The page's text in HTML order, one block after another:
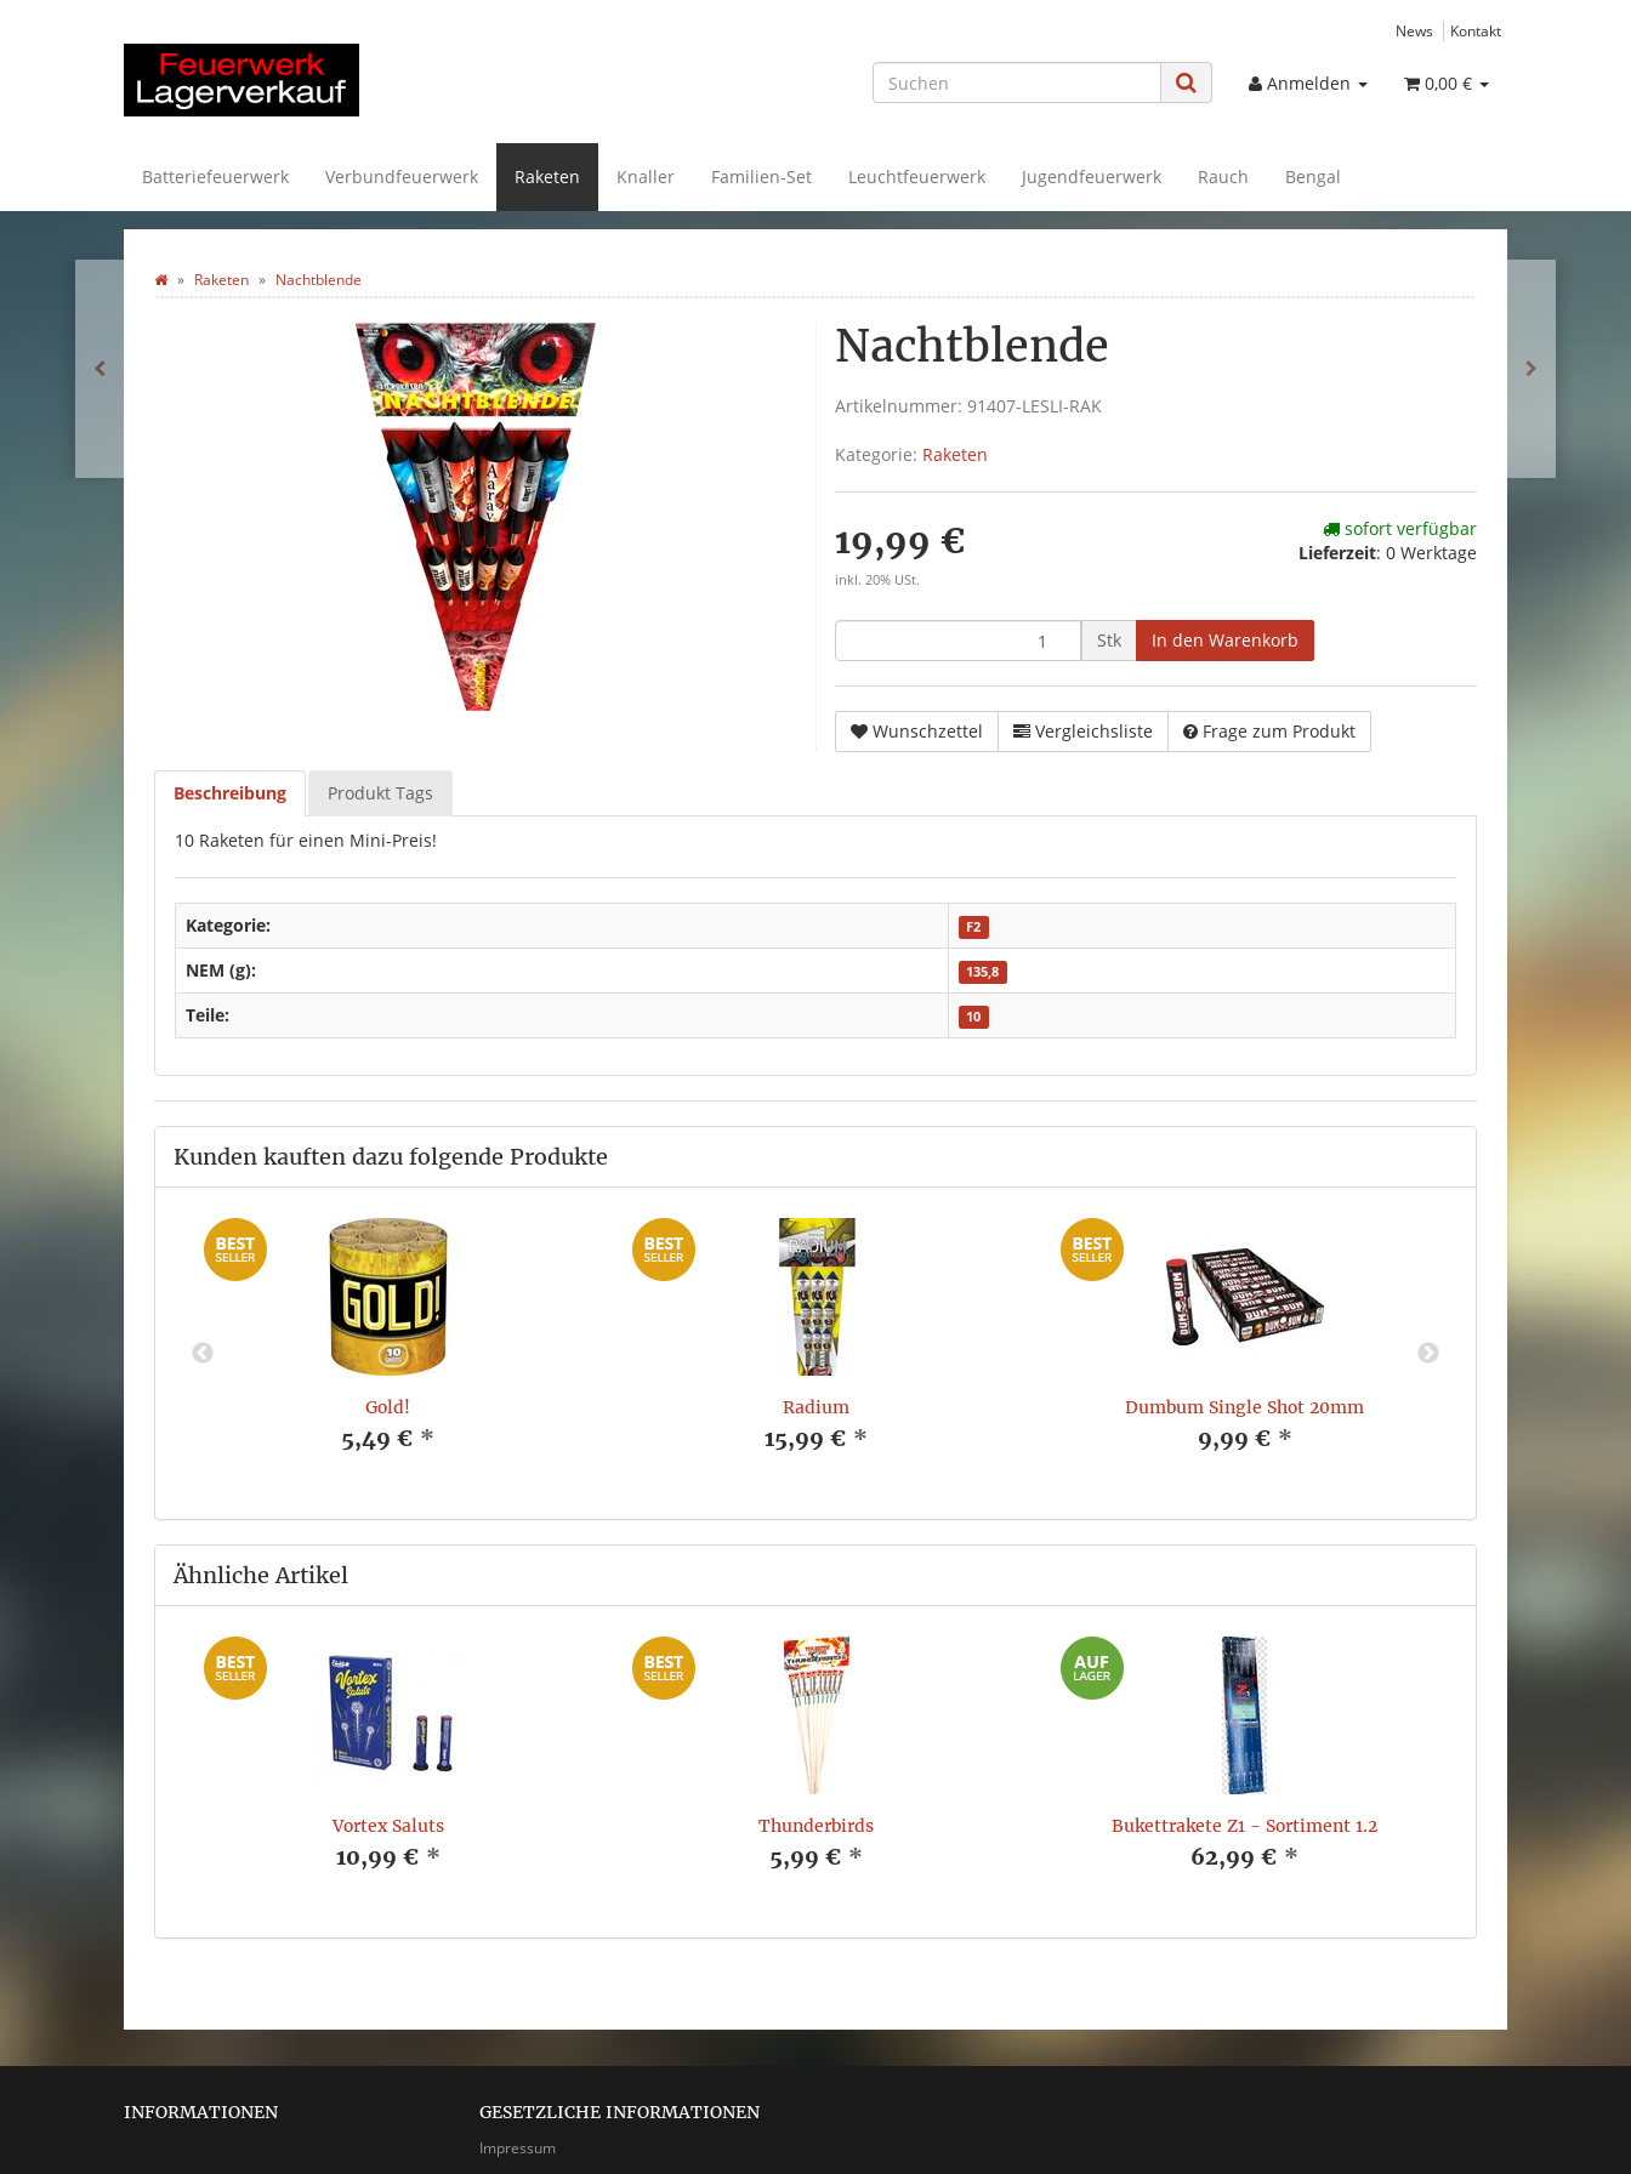
News Kontakt
Anmelden 0,00 €
Batteriefeuerwerk Verbundfeuerwerk Raketen Knaller Familien-Set Leuchtfeuerwerk Jugendfeuerwerk Rauch Bengal
Raketen Nachtblende
Nachtblende
Artikelnummer: 91407-LESLI-RAK
Kategorie: Raketen
19,99 €
inkl. 20% USt.
sofort verfügbar
Lieferzeit: 0 Werktage
Stk In den Warenkorb
Wunschzettel Vergleichsliste Frage zum Produkt
Beschreibung Produkt Tags
10 Raketen für einen Mini-Preis!
Kategorie: F2
NEM (g): 135,8
Teile: 10
Kunden kauften dazu folgende Produkte
Gold!
5,49 € *
Radium
15,99 € *
Dumbum Single Shot 20mm
9,99 € *
Ähnliche Artikel
Vortex Saluts
10,99 € *
Thunderbirds
5,99 € *
Bukettrakete Z1 - Sortiment 1.2
62,99 € *
INFORMATIONEN GESETZLICHE INFORMATIONEN
Impressum